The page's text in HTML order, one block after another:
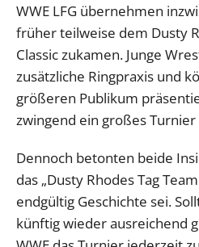
WWE LFG übernehmen
früher teilweise dem Dusty
Classic zukamen. Junge
zusätzliche Ringpraxis und
größeren Publikum
zwingend ein großes
Dennoch betonten beide
das „Dusty Rhodes Tag
endgültig Geschichte sei.
künftig wieder ausreichend